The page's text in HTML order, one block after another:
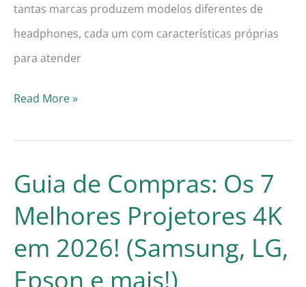
tantas marcas produzem modelos diferentes de
headphones, cada um com características próprias
para atender
Guia
Os
7
Melhores
Headphones
em
Read More »
Guia de Compras: Os 7
Melhores Projetores 4K
em 2026! (Samsung, LG,
Epson e mais!)